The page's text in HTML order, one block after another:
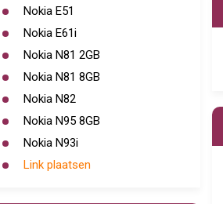
Nokia E51
Nokia E61i
Nokia N81 2GB
Nokia N81 8GB
Nokia N82
Nokia N95 8GB
Nokia N93i
Link plaatsen